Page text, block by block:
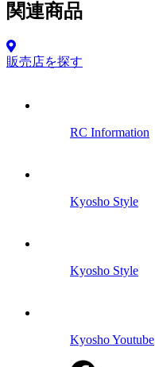
関連商品
販売店を探す
RC Information
Kyosho Style
Kyosho Style
Kyosho Youtube